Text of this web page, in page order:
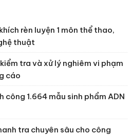
rèn luyện 1 môn thể thao,
thuật
tra và xử lý nghiêm vi phạm
cáo
công 1.664 mẫu sinh phẩm ADN
tra chuyên sâu cho công